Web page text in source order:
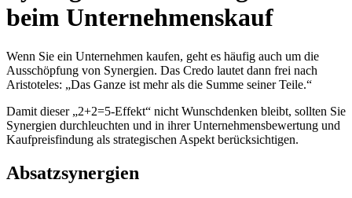
beim Unternehmenskauf
Wenn Sie ein Unternehmen kaufen, geht es häufig auch um die
Ausschöpfung von Synergien. Das Credo lautet dann frei nach
Aristoteles: „Das Ganze ist mehr als die Summe seiner Teile.“
Damit dieser „2+2=5-Effekt“ nicht Wunschdenken bleibt, sollten Sie
Synergien durchleuchten und in ihrer Unternehmensbewertung und
Kaufpreisfindung als strategischen Aspekt berücksichtigen.
Absatzsynergien